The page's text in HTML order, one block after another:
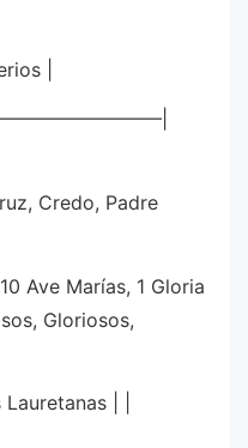
|
Credo, Padre
Ave Marías, 1 Gloria
Gloriosos,
| |